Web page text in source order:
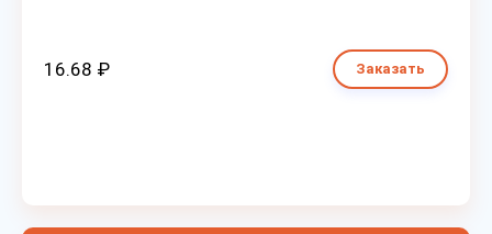
16.68 ₽ Заказать